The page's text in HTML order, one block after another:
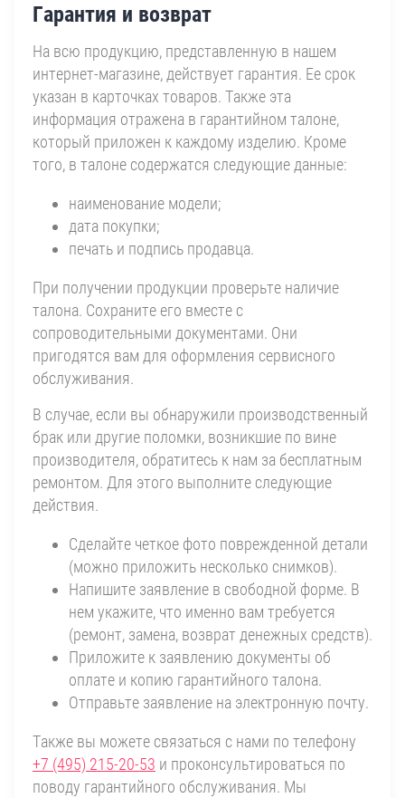
Гарантия и возврат
На всю продукцию, представленную в нашем
интернет-магазине, действует гарантия. Ее срок
указан в карточках товаров. Также эта
информация отражена в гарантийном талоне,
который приложен к каждому изделию. Кроме
того, в талоне содержатся следующие данные:
наименование модели;
дата покупки;
печать и подпись продавца.
При получении продукции проверьте наличие
талона. Сохраните его вместе с
сопроводительными документами. Они
пригодятся вам для оформления сервисного
обслуживания.
В случае, если вы обнаружили производственный
брак или другие поломки, возникшие по вине
производителя, обратитесь к нам за бесплатным
ремонтом. Для этого выполните следующие
действия.
Сделайте четкое фото поврежденной детали
(можно приложить несколько снимков).
Напишите заявление в свободной форме. В
нем укажите, что именно вам требуется
(ремонт, замена, возврат денежных средств).
Приложите к заявлению документы об
оплате и копию гарантийного талона.
Отправьте заявление на электронную почту.
Также вы можете связаться с нами по телефону
+7 (495) 215-20-53 и проконсультироваться по
поводу гарантийного обслуживания. Мы